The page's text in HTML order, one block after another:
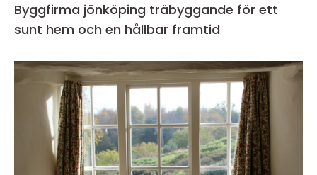
Byggfirma jönköping träbyggande för ett
sunt hem och en hållbar framtid